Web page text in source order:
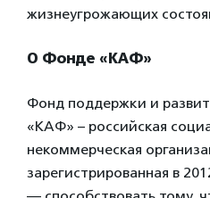
жизнеугрожающих
О Фонде «КАФ»
Фонд поддержки и
«КАФ» – российская
некоммерческая
зарегистрированная в